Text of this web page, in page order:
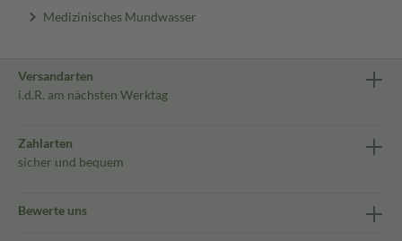
Medizinisches Mundwasser
Versandarten
i.d.R. am nächsten Werktag
Zahlarten
sicher und bequem
Bewerte uns